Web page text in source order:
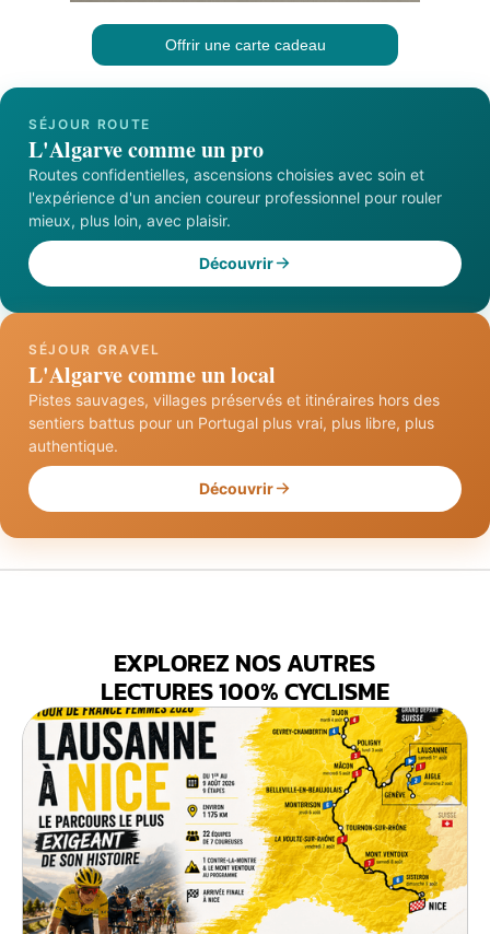
Offrir une carte cadeau
SÉJOUR ROUTE
L'Algarve comme un pro
Routes confidentielles, ascensions choisies avec soin et
l'expérience d'un ancien coureur professionnel pour rouler
mieux, plus loin, avec plaisir.
Découvrir
SÉJOUR GRAVEL
L'Algarve comme un local
Pistes sauvages, villages préservés et itinéraires hors des
sentiers battus pour un Portugal plus vrai, plus libre, plus
authentique.
Découvrir
EXPLOREZ NOS AUTRES
LECTURES 100% CYCLISME